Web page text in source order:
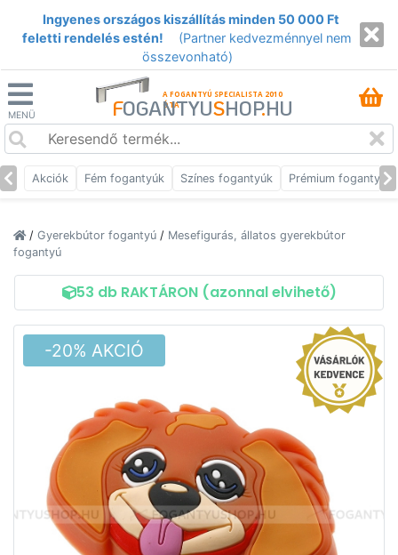
Ingyenes országos kiszállítás minden 50 000 Ft
feletti rendelés estén!
(Partner kedvezménnyel nem
összevonható)
MENÜ
A FOGANTYÚ SPECIALISTA 2010
ÓTA
FOGANTYUSHOP.HU
Akciók Fém fogantyúk Színes fogantyúk Prémium fogantyúk
/ Gyerekbútor fogantyú / Mesefigurás, állatos gyerekbútor
fogantyú
53 db RAKTÁRON (azonnal elvihető)
-20% AKCIÓ